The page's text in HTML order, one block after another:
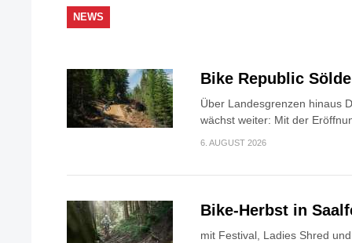
NEWS
Bike Republic
Über Landesgrenzen hinaus
wächst weiter: Mit der
6. AUGUST 2026
Bike-Herbst in
mit Festival, Ladies Shred